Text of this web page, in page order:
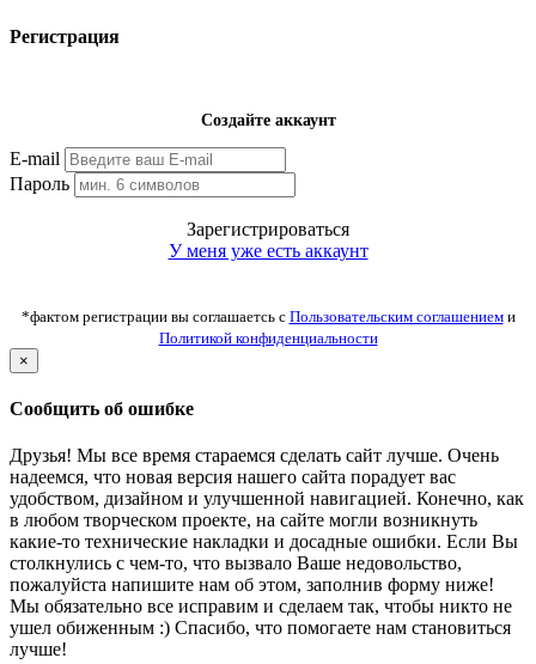
Регистрация
Создайте аккаунт
E-mail
Пароль
Зарегистрироваться
У меня уже есть аккаунт
*фактом регистрации вы соглашаетсь с Пользовательским соглашениеми
Политикой конфиденциальности
×
Сообщить об ошибке
Друзья! Мы все время стараемся сделать сайт лучше. Очень
надеемся, что новая версия нашего сайта порадует вас
удобством, дизайном и улучшенной навигацией. Конечно, как
в любом творческом проекте, на сайте могли возникнуть
какие-то технические накладки и досадные ошибки. Если Вы
столкнулись с чем-то, что вызвало Ваше недовольство,
пожалуйста напишите нам об этом, заполнив форму ниже!
Мы обязательно все исправим и сделаем так, чтобы никто не
ушел обиженным :) Спасибо, что помогаете нам становиться
лучше!